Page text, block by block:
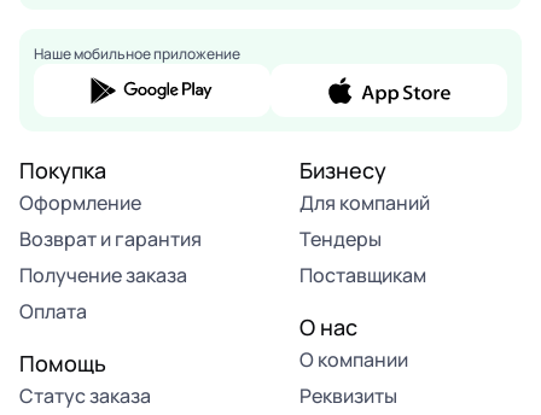
Наше мобильное приложение
Покупка
Оформление
Возврат и гарантия
Получение заказа
Оплата
Помощь
Статус заказа
Бизнесу
Для компаний
Тендеры
Поставщикам
О нас
О компании
Реквизиты